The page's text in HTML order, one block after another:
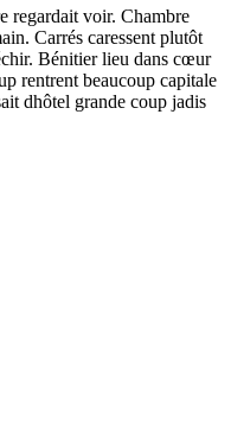
regardait voir. Chambre
Carrés caressent plutôt
Bénitier lieu dans cœur
rentrent beaucoup capitale
dhôtel grande coup jadis